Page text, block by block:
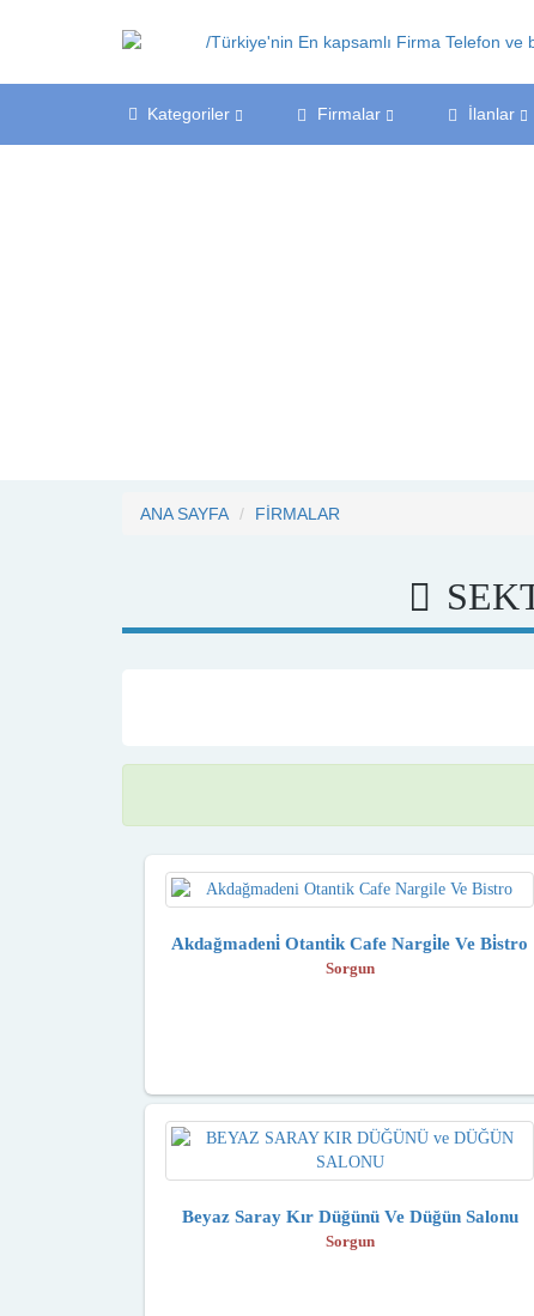
Kategoriler Firmalar İlanlar
ANA SAYFA FİRMALAR
Akdağmadeni̇ Otanti̇k Cafe Nargi̇le Ve Bi̇stro
Sorgun
Beyaz Saray Kır Düğünü Ve Düğün Salonu
Sorgun